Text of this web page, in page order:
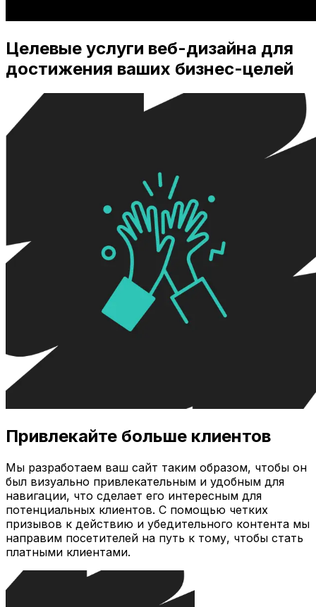
Целевые услуги веб-дизайна для
достижения ваших бизнес-целей
Привлекайте больше клиентов
Мы разработаем ваш сайт таким образом, чтобы он
был визуально привлекательным и удобным для
навигации, что сделает его интересным для
потенциальных клиентов. С помощью четких
призывов к действию и убедительного контента мы
направим посетителей на путь к тому, чтобы стать
платными клиентами.